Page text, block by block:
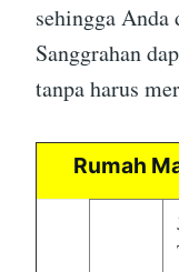
sehingga
Sanggrahan
tanpa harus
Rumah